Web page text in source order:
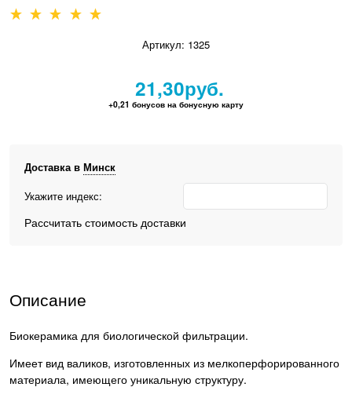
Артикул: 1325
21,30руб.
+0,21 бонусов на бонусную карту
Доставка в Минск
Укажите индекс:
Рассчитать стоимость доставки
Описание
Биокерамика для биологической фильтрации.
Имеет вид валиков, изготовленных из мелкоперфорированного
материала, имеющего уникальную структуру.